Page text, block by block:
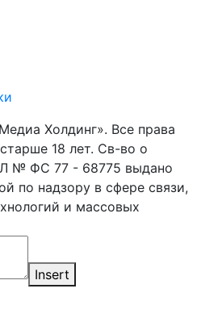
Холдинг». Все права
18 лет. Св-во о
№ ФС 77 - 68775 выдано
по надзору в сфере связи,
и массовых
Insert